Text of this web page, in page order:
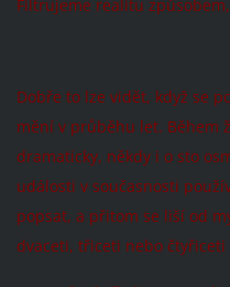
Filtrujeme realitu
Dobře to lze vidět, když se
mění v průběhu let. Během
dramaticky, někdy i o sto
události v současnosti
popsat, a přitom se liší od
dvaceti, třiceti nebo čtyřiceti